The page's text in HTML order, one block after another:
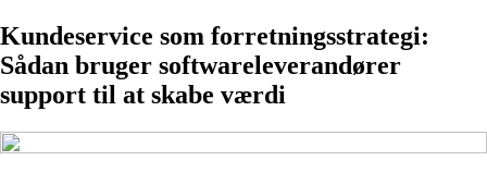
Kundeservice som forretningsstrategi:
Sådan bruger softwareleverandører
support til at skabe værdi